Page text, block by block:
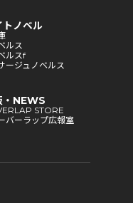
トノベル
ルス
ルスf
ージュノベルス
・NEWS
STORE
バーラップ広報室